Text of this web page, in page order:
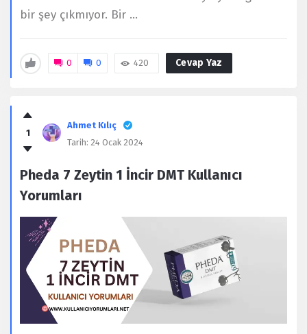
bir şey çıkmıyor. Bir ...
0 0 420 Cevap Yaz
1
Ahmet Kılıç
Tarih: 24 Ocak 2024
Pheda 7 Zeytin 1 İncir DMT Kullanıcı
Yorumları